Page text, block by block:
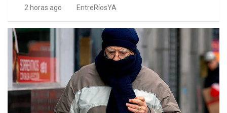
2 horas ago EntreRíosYA